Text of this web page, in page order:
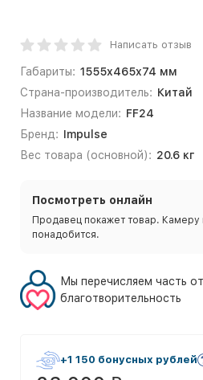
Написать отзыв
Габариты: 1555x465x74 мм
Страна-производитель: Китай
Название модели: FF24
Бренд: Impulse
Вес товара (основной): 20.6 кг
Посмотреть онлайн
Продавец покажет товар. Камеру
понадобится.
Мы перечисляем часть
благотворительность
+1 150 бонусных рублей